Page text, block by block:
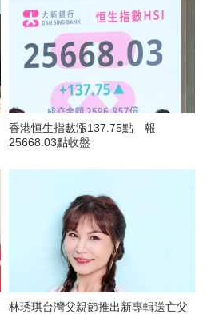
香港恒生指數漲137.75點 報
25668.03點收盤
林琇琪台灣父親節推出新專輯送亡父